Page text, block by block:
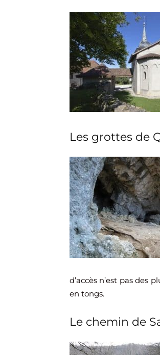
Les grottes de
d’accès n’est pas des
en tongs.
Le chemin de